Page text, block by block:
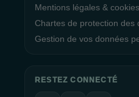
Mentions légales &
Chartes de protection des
Gestion de vos données
RESTEZ CONNECTÉ